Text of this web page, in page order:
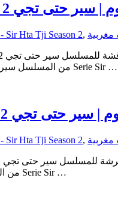
سيتكوم سير حتى تجي 2 - Sir Hta Tji Season 2,
حتى تجي – حلقة Mona9acha من المسلسل سير حتى تجي Serie Sir …
سيتكوم سير حتى تجي 2 - Sir Hta Tji Season 2,
– حلقة Lhercha من المسلسل سير حتى تجي Serie Sir …